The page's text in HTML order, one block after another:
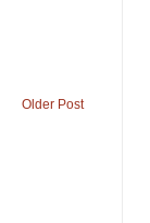
Older Post